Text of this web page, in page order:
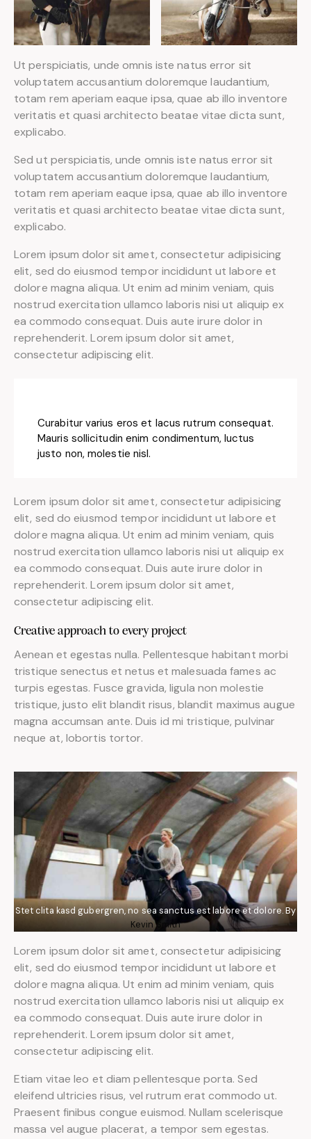
Ut perspiciatis, unde omnis iste natus error sit
voluptatem accusantium doloremque laudantium,
totam rem aperiam eaque ipsa, quae ab illo inventore
veritatis et quasi architecto beatae vitae dicta sunt,
explicabo.
Sed ut perspiciatis, unde omnis iste natus error sit
voluptatem accusantium doloremque laudantium,
totam rem aperiam eaque ipsa, quae ab illo inventore
veritatis et quasi architecto beatae vitae dicta sunt,
explicabo.
Lorem ipsum dolor sit amet, consectetur adipisicing
elit, sed do eiusmod tempor incididunt ut labore et
dolore magna aliqua. Ut enim ad minim veniam, quis
nostrud exercitation ullamco laboris nisi ut aliquip ex
ea commodo consequat. Duis aute irure dolor in
reprehenderit. Lorem ipsum dolor sit amet,
consectetur adipiscing elit.
Curabitur varius eros et lacus rutrum consequat.
Mauris sollicitudin enim condimentum, luctus
justo non, molestie nisl.
Lorem ipsum dolor sit amet, consectetur adipisicing
elit, sed do eiusmod tempor incididunt ut labore et
dolore magna aliqua. Ut enim ad minim veniam, quis
nostrud exercitation ullamco laboris nisi ut aliquip ex
ea commodo consequat. Duis aute irure dolor in
reprehenderit. Lorem ipsum dolor sit amet,
consectetur adipiscing elit.
Creative approach to every project
Aenean et egestas nulla. Pellentesque habitant morbi
tristique senectus et netus et malesuada fames ac
turpis egestas. Fusce gravida, ligula non molestie
tristique, justo elit blandit risus, blandit maximus augue
magna accumsan ante. Duis id mi tristique, pulvinar
neque at, lobortis tortor.
Stet clita kasd gubergren, no sea sanctus est labore et dolore. By
Kevin Smith
Lorem ipsum dolor sit amet, consectetur adipisicing
elit, sed do eiusmod tempor incididunt ut labore et
dolore magna aliqua. Ut enim ad minim veniam, quis
nostrud exercitation ullamco laboris nisi ut aliquip ex
ea commodo consequat. Duis aute irure dolor in
reprehenderit. Lorem ipsum dolor sit amet,
consectetur adipiscing elit.
Etiam vitae leo et diam pellentesque porta. Sed
eleifend ultricies risus, vel rutrum erat commodo ut.
Praesent finibus congue euismod. Nullam scelerisque
massa vel augue placerat, a tempor sem egestas.